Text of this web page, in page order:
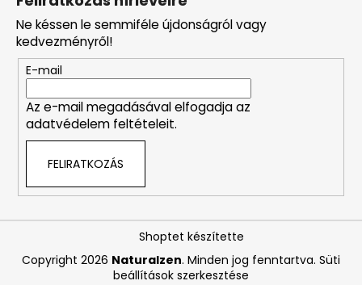
r
e
s
?
A
á
Ne késsen le semmiféle újdonságról vagy
kedvezményről!
E-mail
Az e-mail megadásával elfogadja az
adatvédelem feltételeit.
FELIRATKOZÁS
Shoptet készítette
Copyright 2026 Naturalzen. Minden jog fenntartva. Süti
beállítások szerkesztése